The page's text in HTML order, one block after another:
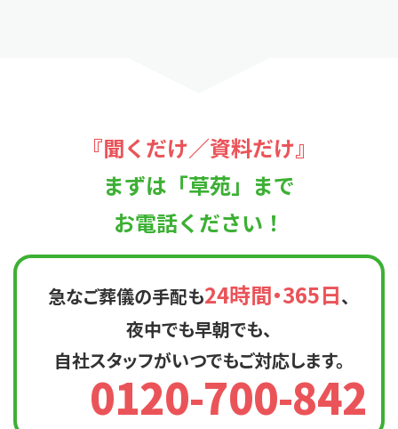
『聞くだけ／資料だけ』
まずは「草苑」まで
お電話ください！
急なご葬儀の手配も24時間・365日、
夜中でも早朝でも、
自社スタッフがいつでもご対応します。
0120-700-842